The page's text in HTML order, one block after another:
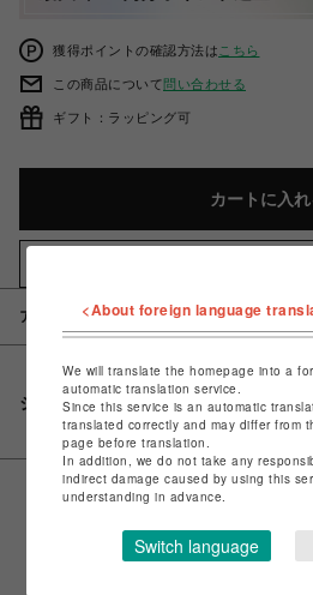
獲得ポイントの確認方法は こちら
この商品について問い合わせる
ギフト：ラッピング可
カートに入れ
アイテム説明 / 素材
シェアする
<About foreign language
We will translate the homepage into a
automatic translation service.
Since this service is an automatic
translated correctly and may differ from
page before translation.
In addition, we do not take any
indirect damage caused by using this
understanding in advance.
Switch language